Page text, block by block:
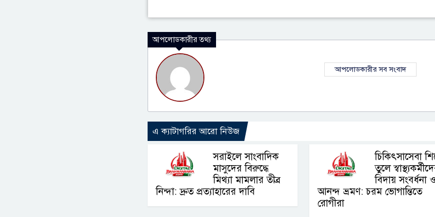
আপলোডকারীর তথ্য
আপলোডকারীর সব সংবাদ
এ ক্যাটাগরির আরো নিউজ
সরাইলে সাংবাদিক
মাসুদের বিরুদ্ধে
মিথ্যা মামলার তীব্র
নিন্দা: দ্রুত প্রত্যাহারের দাবি
চিকিৎসাসেবা
তুলে
বিদায় সংবর্ধনা ও
আনন্দ ভ্রমণ: চরম ভোগান্তিতে
রোগীরা